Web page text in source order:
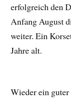
erfolgreich den
Anfang August
weiter. Ein
Jahre alt.
Wieder ein